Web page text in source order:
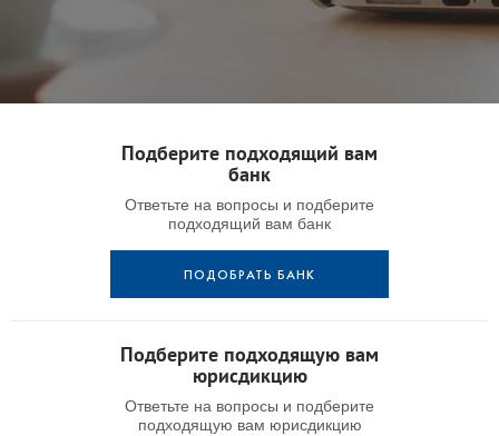
Подберите подходящий вам
банк
Ответьте на вопросы и подберите
подходящий вам банк
ПОДОБРАТЬ БАНК
Подберите подходящую вам
юрисдикцию
Ответьте на вопросы и подберите
подходящую вам юрисдикцию